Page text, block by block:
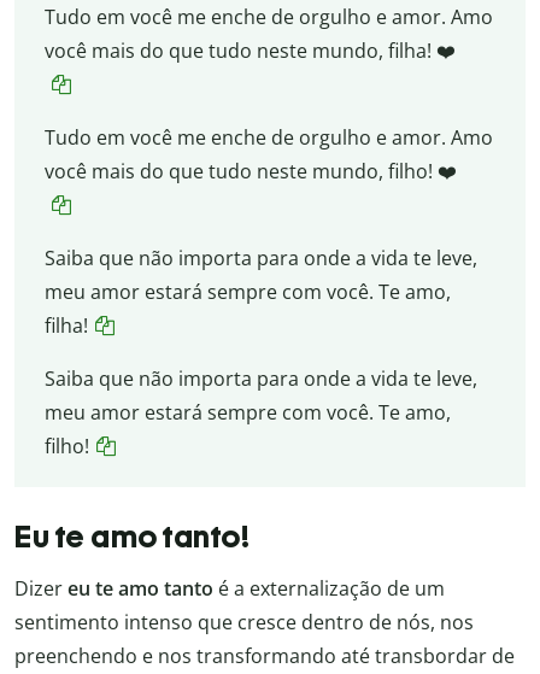
Tudo em você me enche de orgulho e amor. Amo
você mais do que tudo neste mundo, filha! ❤️
Tudo em você me enche de orgulho e amor. Amo
você mais do que tudo neste mundo, filho! ❤️
Saiba que não importa para onde a vida te leve,
meu amor estará sempre com você. Te amo,
filha!
Saiba que não importa para onde a vida te leve,
meu amor estará sempre com você. Te amo,
filho!
Eu te amo tanto!
Dizereu te amo tanto é a externalização de um
sentimento intenso que cresce dentro de nós, nos
preenchendo e nos transformando até transbordar de